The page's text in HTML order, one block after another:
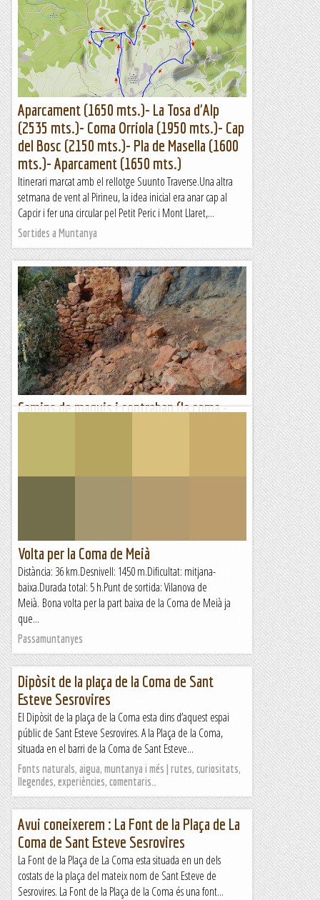
Aparcament (1650 mts.)- La Tosa d'Alp
(2535 mts.)- Coma Orriola (1950 mts.)- Cap
del Bosc (2150 mts.)- Pla de Masella (1600
mts.)- Aparcament (1650 mts.)
Itinerari marcat amb el rellotge Suunto Traverse.Una altra
setmana de vent al Pirineu, la idea inicial era anar cap al
Capcir i fer una circular pel Petit Peric i Mont Llaret,...
Sortides a Muntanya
Camins de maquis i contraban (la coma -
carretera al coll de Port. Un plaer anar amb gent que es...
Volta per la Coma de Meià
Distància: 36 km.Desnivell: 1450 m.Dificultat: mitjana-
baixa.Durada total: 5 h.Punt de sortida: Vilanova de
Meià. Bona volta per la part baixa de la Coma de Meià ja
que...
Passamuntanyes
Dipòsit de la plaça de la Coma de Sant
Esteve Sesrovires
El Dipòsit de la plaça de la Coma esta dins d’aquest espai
públic de Sant Esteve Sesrovires. A la Plaça de la Coma,
situada en el barri de la Coma de Sant Esteve...
Fonts naturals, aigua, muntanya i més | rutes, curiositats,
llegendes, experiències, comentaris…
Avui coneixerem : La Font de la Plaça de La
Coma de Sant Esteve Sesrovires
La Font de la Plaça de La Coma esta situada en un dels
costats de la plaça del mateix nom de Sant Esteve de
Sesrovires. La Font de la Plaça de la Coma és una font...